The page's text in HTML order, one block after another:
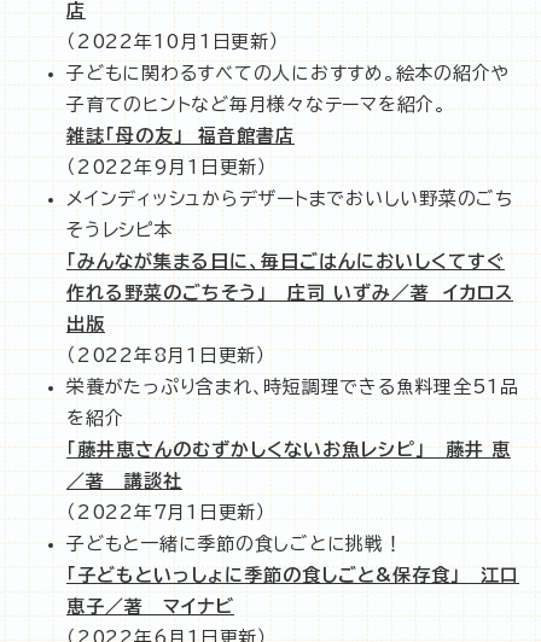
店
（2022年10月1日更新）
子どもに関わるすべての人におすすめ。絵本の紹介や
子育てのヒントなど毎月様々なテーマを紹介。
雑誌「母の友」 福音館書店
（2022年9月1日更新）
メインディッシュからデザートまでおいしい野菜のごち
そうレシピ本
「みんなが集まる日に、毎日ごはんにおいしくてすぐ
作れる野菜のごちそう」 庄司 いずみ／著 イカロス
出版
（2022年8月1日更新）
栄養がたっぷり含まれ、時短調理できる魚料理全51品
を紹介
「藤井恵さんのむずかしくないお魚レシピ」 藤井 恵
／著 講談社
（2022年7月1日更新）
子どもと一緒に季節の食しごとに挑戦！
「子どもといっしょに季節の食しごと&保存食」 江口
恵子／著 マイナビ
（2022年6月1日更新）